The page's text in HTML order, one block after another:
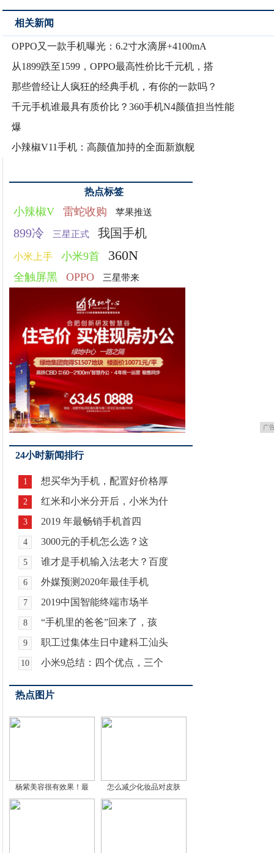
相关新闻
OPPO又一款手机曝光：6.2寸水滴屏+4100mA
从1899跌至1599，OPPO最高性价比千元机，搭
那些曾经让人疯狂的经典手机，有你的一款吗？
千元手机谁最具有质价比？360手机N4颜值担当性能
爆
小辣椒V11手机：高颜值加持的全面新旗舰
热点标签
小辣椒V 雷蛇收购 苹果推送
899冷 三星正式 我国手机
小米上手 小米9首 360N
全触屏黑 OPPO 三星带来
广
24小时新闻排行
1 想买华为手机，配置好价格厚
2 红米和小米分开后，小米为什
3 2019 年最畅销手机首四
4 3000元的手机怎么选？这
5 谁才是手机输入法老大？百度
6 外媒预测2020年最佳手机
7 2019中国智能终端市场半
8 “手机里的爸爸”回来了，孩
9 职工过集体生日中建科工汕头
10 小米9总结：四个优点，三个
热点图片
杨紫美容很有效果！最 怎么减少化妆品对皮肤